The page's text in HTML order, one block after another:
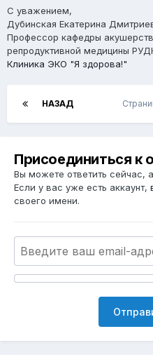
С уважением,
Дубинская Екатерина
Профессор кафедры
репродуктивной медицины
Клиника ЭКО "Я здорова!"
НАЗАД
Присоединиться к
Вы можете ответить сейчас,
Если у вас уже есть аккаунт,
своего имени.